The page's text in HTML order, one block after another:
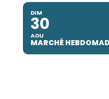
DIM
30
AOU
MARCHÉ